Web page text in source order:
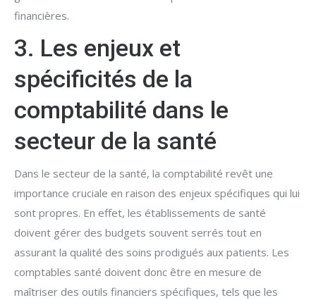
financières.
3. Les enjeux et
spécificités de la
comptabilité dans le
secteur de la santé
Dans le secteur de la santé, la comptabilité revêt une
importance cruciale en raison des enjeux spécifiques qui lui
sont propres. En effet, les établissements de santé
doivent gérer des budgets souvent serrés tout en
assurant la qualité des soins prodigués aux patients. Les
comptables santé doivent donc être en mesure de
maîtriser des outils financiers spécifiques, tels que les